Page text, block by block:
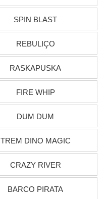
SPIN BLAST
REBULIÇO
RASKAPUSKA
FIRE WHIP
DUM DUM
TREM DINO MAGIC
CRAZY RIVER
BARCO PIRATA